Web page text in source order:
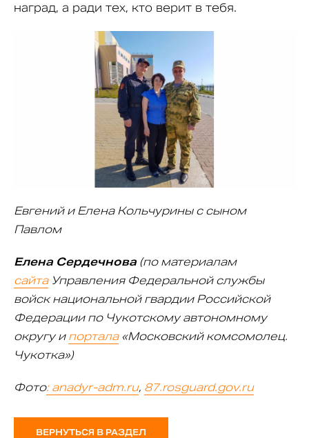
наград, а ради тех, кто верит в тебя.
Евгений и Елена Кольчурины с сыном
Павлом
Елена Сердечнова(по материалам
сайтаУправления Федеральной службы
войск национальной гвардии Российской
Федерации по Чукотскому автономному
округу ипортала«Московский комсомолец.
Чукотка»)
Фото: anadyr-adm.ru, 87.rosguard.gov.ru
ВЕРНУТЬСЯ В РАЗДЕЛ